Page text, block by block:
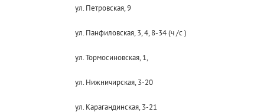
ул. Петровская, 9
ул. Панфиловская, 3, 4, 8-34 (ч /с )
ул. Тормосиновская, 1,
ул. Нижничирская, 3-20
ул. Карагандинская, 3-21